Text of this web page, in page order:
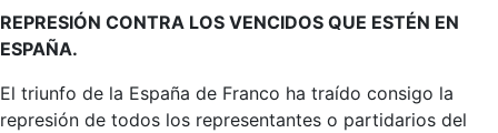
REPRESIÓN CONTRA LOS VENCIDOS QUE ESTÉN EN
ESPAÑA.
El triunfo de la España de Franco ha traído consigo la
represión de todos los representantes o partidarios del